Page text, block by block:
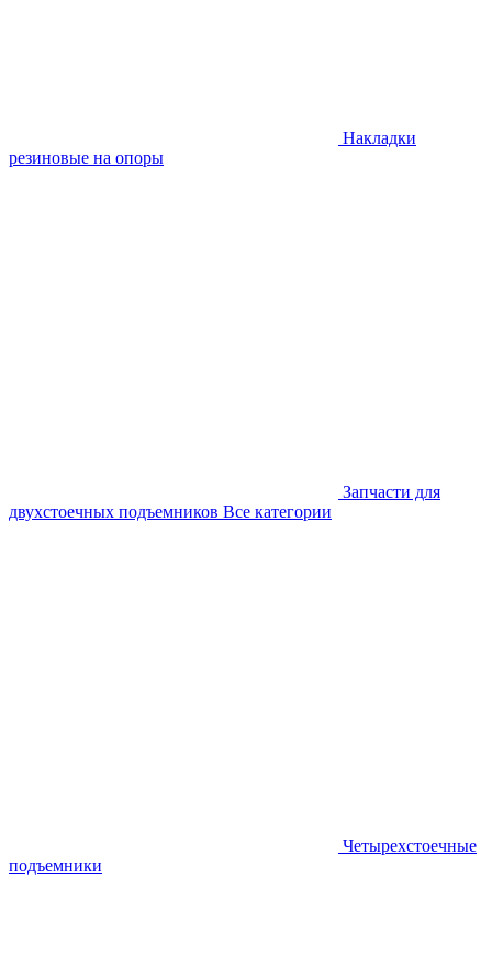
Накладки
резиновые на опоры
Запчасти для
двухстоечных подъемников Все категории
Четырехстоечные
подъемники